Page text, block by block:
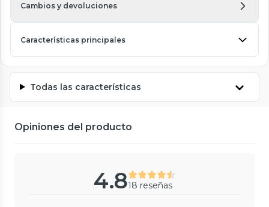
Cambios y devoluciones
Características principales
Todas las características
Opiniones del producto
4.818 reseñas